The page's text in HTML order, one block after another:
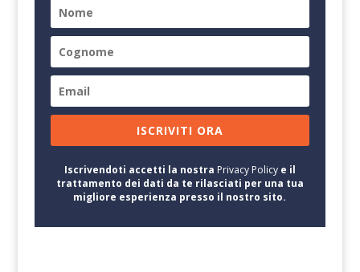
ISCRIVITI ORA
Iscrivendoti accetti la nostra Privacy Policye il
trattamento dei dati da te rilasciati per una tua
migliore esperienza presso il nostro sito.